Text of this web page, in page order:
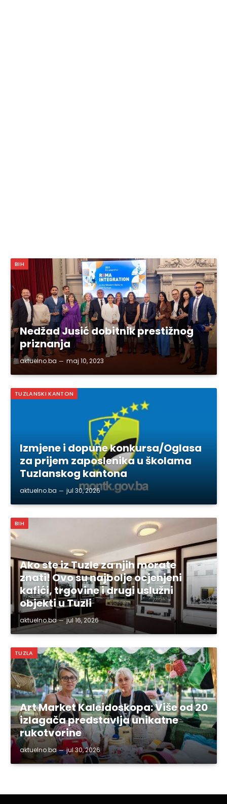
BIH
Nedžad Jusić dobitnik prestižnog
priznanja
aktuelno.ba maj 10, 2023
TUZLANSKI KANTON
Izmjene i dopune konkursa/Oglasa
za prijem zaposlenika u školama
Tuzlanskog kantona
aktuelno.ba jul 30, 2026
BIH
Ako ste iz Tuzle za njih morate
znati! Ovo su najbolje ocjenjeni
kafići, trgovine i drugi uslužni
objekti u Tuzli
aktuelno.ba jul 16, 2026
TUZLA
Art Market Kaleidoskopa: Više od 20
izlagača predstavlja unikatne
rukotvorine
aktuelno.ba jul 30, 2026